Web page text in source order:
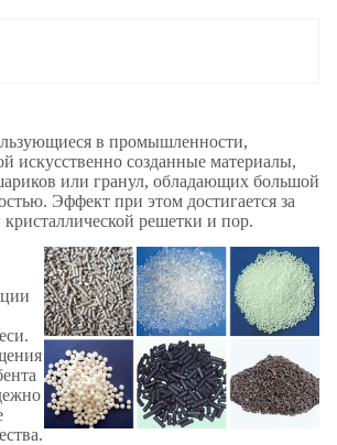
в промышленности,
искусственно созданные материалы,
или гранул, обладающих большой
Эффект при этом достигается за
кристаллической решетки и пор.